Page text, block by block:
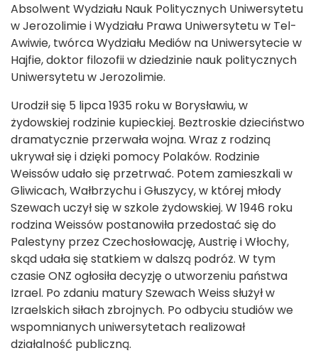
Absolwent Wydziału Nauk Politycznych Uniwersytetu
w Jerozolimie i Wydziału Prawa Uniwersytetu w Tel-
Awiwie, twórca Wydziału Mediów na Uniwersytecie w
Hajfie, doktor filozofii w dziedzinie nauk politycznych
Uniwersytetu w Jerozolimie.
Urodził się 5 lipca 1935 roku w Borysławiu, w
żydowskiej rodzinie kupieckiej. Beztroskie dzieciństwo
dramatycznie przerwała wojna. Wraz z rodziną
ukrywał się i dzięki pomocy Polaków. Rodzinie
Weissów udało się przetrwać. Potem zamieszkali w
Gliwicach, Wałbrzychu i Głuszycy, w której młody
Szewach uczył się w szkole żydowskiej. W 1946 roku
rodzina Weissów postanowiła przedostać się do
Palestyny przez Czechosłowację, Austrię i Włochy,
skąd udała się statkiem w dalszą podróż. W tym
czasie ONZ ogłosiła decyzję o utworzeniu państwa
Izrael. Po zdaniu matury Szewach Weiss służył w
Izraelskich siłach zbrojnych. Po odbyciu studiów we
wspomnianych uniwersytetach realizował
działalność publiczną.